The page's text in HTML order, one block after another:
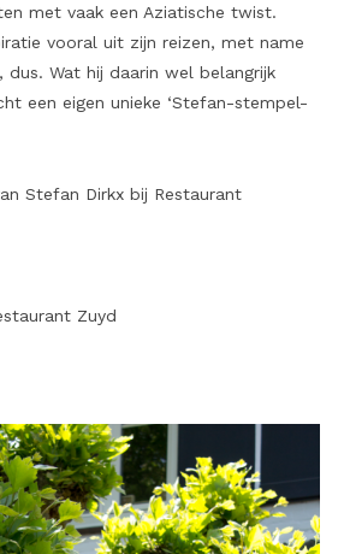
met vaak een Aziatische twist.
vooral uit zijn reizen, met name
dus. Wat hij daarin wel belangrijk
een eigen unieke ‘Stefan-stempel-
Stefan Dirkx bij Restaurant
Zuyd